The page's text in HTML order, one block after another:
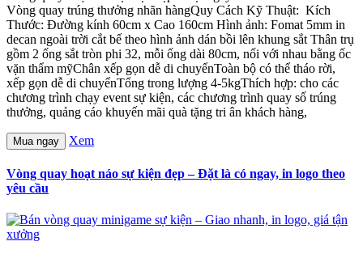
Vòng quay trúng thưởng nhãn hàngQuy Cách Kỹ Thuật: Kích
Thước: Đường kính 60cm x Cao 160cm Hình ảnh: Fomat 5mm in
decan ngoài trời cắt bế theo hình ảnh dán bồi lên khung sắt Thân trụ
gồm 2 ống sắt tròn phi 32, mỗi ống dài 80cm, nối với nhau bằng ốc
vặn thẩm mỹChân xếp gọn dễ di chuyểnToàn bộ có thể tháo rời,
xếp gọn dễ di chuyểnTổng trong lượng 4-5kgThích hợp: cho các
chương trình chạy event sự kiện, các chương trình quay số trúng
thưởng, quảng cáo khuyến mãi quà tặng tri ân khách hàng,
Mua ngay Xem
Vòng quay hoạt náo sự kiện đẹp – Đặt là có ngay, in logo theo
yêu cầu